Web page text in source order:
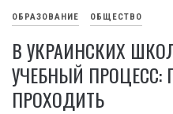
ОБРАЗОВАНИЕ ОБЩЕСТВО
В УКРАИНСКИХ
УЧЕБНЫЙ ПРОЦЕСС:
ПРОХОДИТЬ